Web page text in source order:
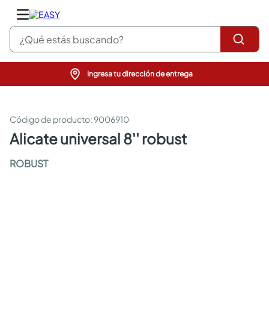
¿Qué estás buscando?
Ingresa tu dirección de entrega
:9006910
alicate universal 8'' robust
ROBUST
pinturas
sanitarios
comedor
pisos